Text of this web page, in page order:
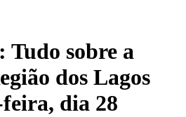
sobre a
dos Lagos
dia 28